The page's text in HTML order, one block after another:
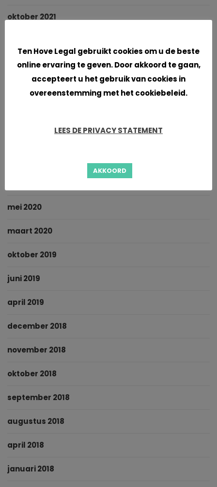
oktober 2021
juni 2021
mei 2020
maart 2020
oktober 2019
juni 2019
april 2019
december 2018
november 2018
oktober 2018
september 2018
augustus 2018
april 2018
januari 2018
Ten Hove Legal gebruikt cookies om u de beste
online ervaring te geven. Door akkoord te gaan,
accepteert u het gebruik van cookies in
overeenstemming met het cookiebeleid.
LEES DE PRIVACY STATEMENT
AKKOORD